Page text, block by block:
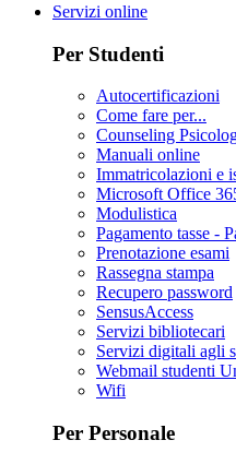
Servizi online
Per Studenti
Autocertificazioni
Come fare per...
Counseling
Manuali online
Immatricolazioni e
Microsoft Office
Modulistica
Pagamento tasse -
Prenotazione esami
Rassegna stampa
Recupero password
SensusAccess
Servizi bibliotecari
Servizi digitali agli
Webmail studenti
Wifi
Per Personale